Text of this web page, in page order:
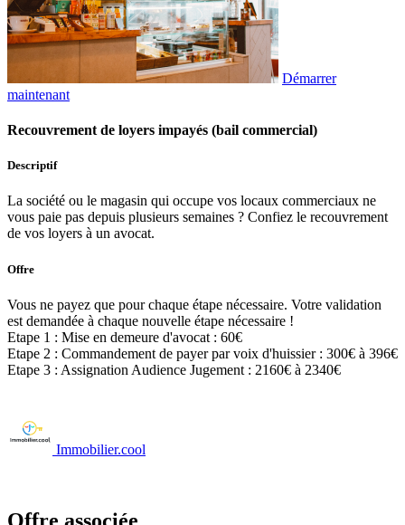
Démarrer
maintenant
Recouvrement de loyers impayés (bail commercial)
Descriptif
La société ou le magasin qui occupe vos locaux commerciaux ne
vous paie pas depuis plusieurs semaines ? Confiez le recouvrement
de vos loyers à un avocat.
Offre
Vous ne payez que pour chaque étape nécessaire. Votre validation
est demandée à chaque nouvelle étape nécessaire !
Etape 1 : Mise en demeure d'avocat : 60€
Etape 2 : Commandement de payer par voix d'huissier : 300€ à 396€
Etape 3 : Assignation Audience Jugement : 2160€ à 2340€
Immobilier.cool
Offre associée